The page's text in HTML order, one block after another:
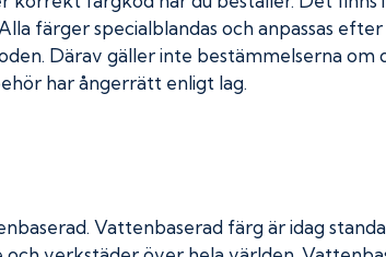
färger specialblandas och anpassas
Därav gäller inte bestämmelserna om
har ångerrätt enligt lag.
Vattenbaserad färg är idag